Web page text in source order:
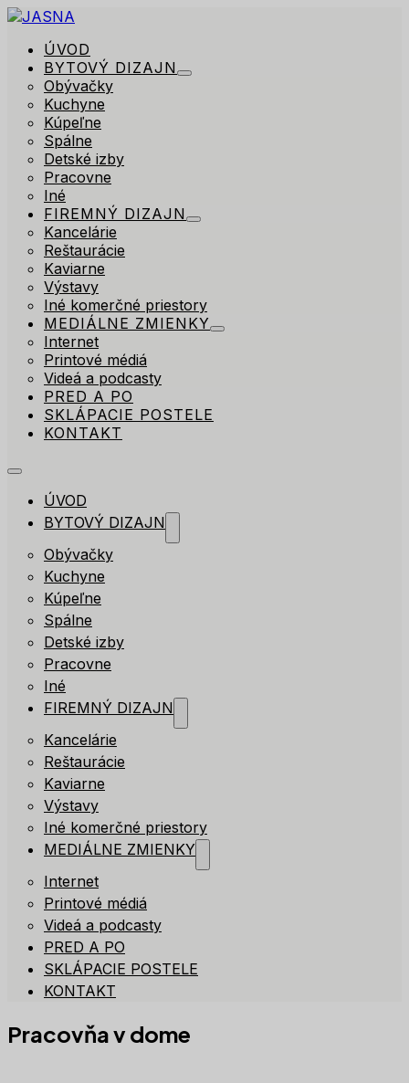
ÚVOD
BYTOVÝ DIZAJN
Obývačky
Kuchyne
Kúpeľne
Spálne
Detské izby
Pracovne
Iné
FIREMNÝ DIZAJN
Kancelárie
Reštaurácie
Kaviarne
Výstavy
Iné komerčné priestory
MEDIÁLNE ZMIENKY
Internet
Printové médiá
Videá a podcasty
PRED A PO
SKLÁPACIE POSTELE
KONTAKT
ÚVOD
BYTOVÝ DIZAJN
Obývačky
Kuchyne
Kúpeľne
Spálne
Detské izby
Pracovne
Iné
FIREMNÝ DIZAJN
Kancelárie
Reštaurácie
Kaviarne
Výstavy
Iné komerčné priestory
MEDIÁLNE ZMIENKY
Internet
Printové médiá
Videá a podcasty
PRED A PO
SKLÁPACIE POSTELE
KONTAKT
Pracovňa v dome